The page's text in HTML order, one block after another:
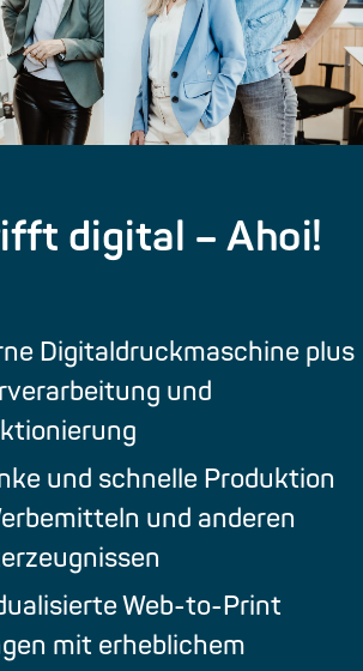
digital – Ahoi!
Digitaldruckmaschine plus
und
und schnelle Produktion
und anderen
Web-to-Print
mit erheblichem